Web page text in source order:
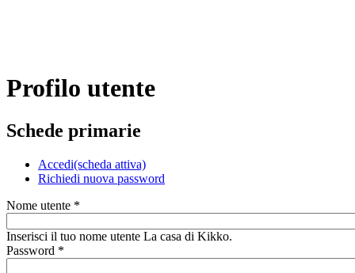
Profilo utente
Schede primarie
Accedi(scheda attiva)
Richiedi nuova password
Nome utente *
Inserisci il tuo nome utente La casa di Kikko.
Password *